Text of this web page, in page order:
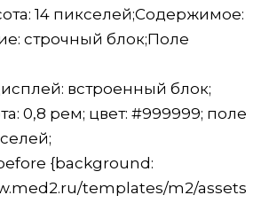
14 пикселей;Содержимое:
строчный блок;Поле
встроенный блок;
0,8 рем; цвет: #999999; поле
{background:
templates/m2/assets